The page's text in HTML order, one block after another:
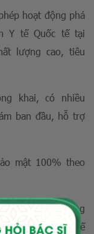
hoạt động phá
Y tế Quốc tế tại
lượng cao, tiêu
khai, có nhiều
ban đầu, hỗ trợ
mật 100% theo
áp dụng phương
môi trường y tế